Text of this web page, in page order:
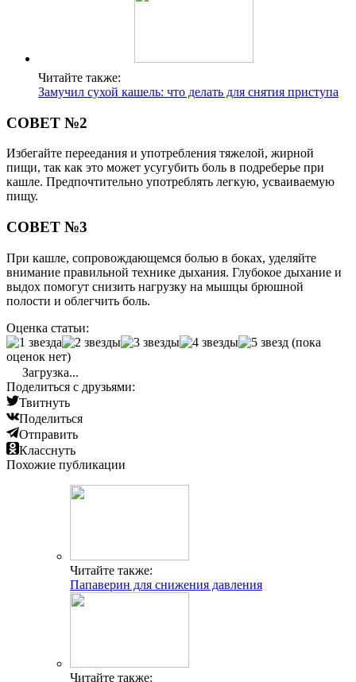
Читайте также:
Замучил сухой кашель: что делать для снятия приступа
СОВЕТ №2
Избегайте переедания и употребления тяжелой, жирной
пищи, так как это может усугубить боль в подреберье при
кашле. Предпочтительно употреблять легкую, усваиваемую
пищу.
СОВЕТ №3
При кашле, сопровождающемся болью в боках, уделяйте
внимание правильной технике дыхания. Глубокое дыхание и
выдох помогут снизить нагрузку на мышцы брюшной
полости и облегчить боль.
Оценка статьи:
(пока
оценок нет)
Загрузка...
Поделиться с друзьями:
Твитнуть
Поделиться
Отправить
Класснуть
Похожие публикации
Читайте также:
Папаверин для снижения давления
Читайте также: